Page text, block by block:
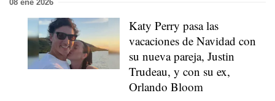
08 ene 2026
Katy Perry pasa las
vacaciones de Navidad con
su nueva pareja, Justin
Trudeau, y con su ex,
Orlando Bloom